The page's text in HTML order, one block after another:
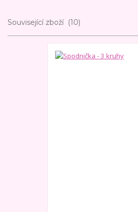
Související zboží 10